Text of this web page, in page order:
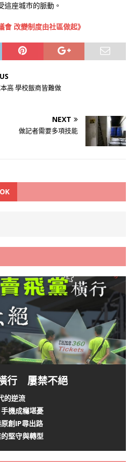
這座城市的脈動。
會 改變制度由社區做起》
高 學校飯商皆難做
NEXT
做記者需要多項技能
行 屢禁不絕
的逆流
機成癮堪憂
創IP尋出路
堅守與轉型